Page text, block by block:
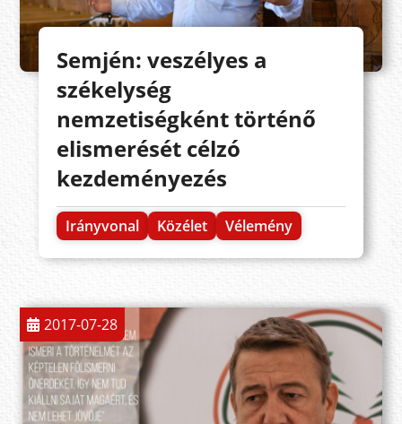
Semjén: veszélyes a
székelység
nemzetiségként történő
elismerését célzó
kezdeményezés
Irányvonal Közélet Vélemény
2017-07-28